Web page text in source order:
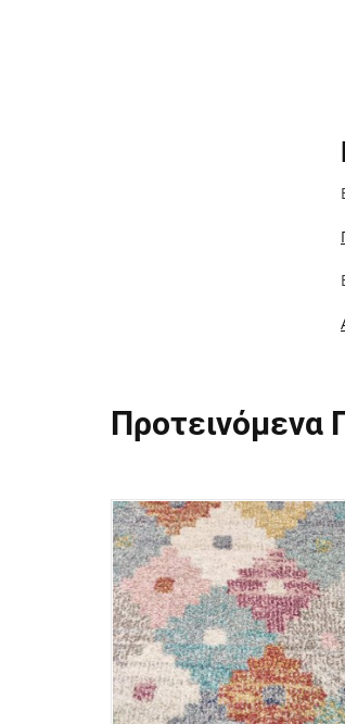
Προτεινόμενα